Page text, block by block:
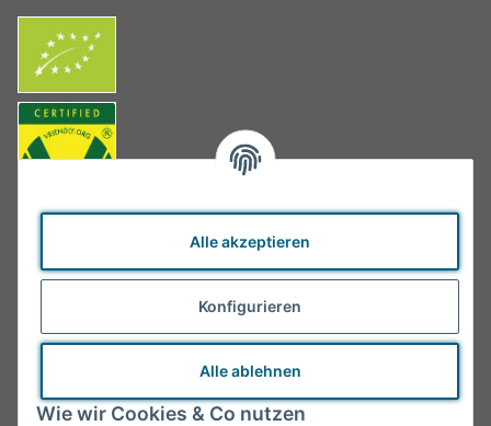
Alle akzeptieren
Konfigurieren
Alle ablehnen
Wie wir Cookies & Co nutzen